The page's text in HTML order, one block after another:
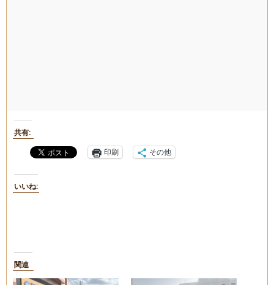
共有:
印刷
その他
いいね:
関連